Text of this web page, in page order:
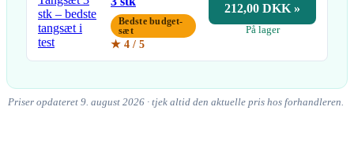
Bedste budget-
sæt
★ 4 / 5
212,00 DKK »
På lager
Priser opdateret 9. august 2026 · tjek altid den aktuelle pris hos forhandleren.